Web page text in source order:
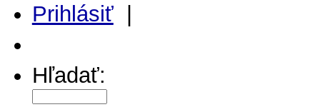
Prihlásiť|
Hľadať: